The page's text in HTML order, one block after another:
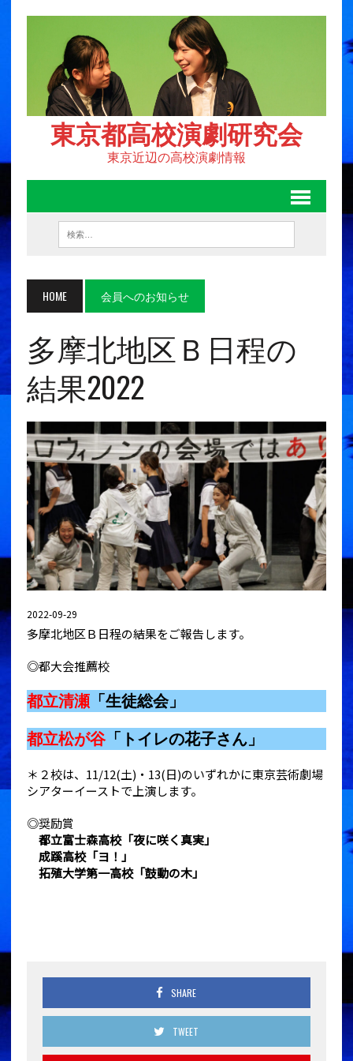
東京都高校演劇研究会
東京近辺の高校演劇情報
HOME 会員へのお知らせ
多摩北地区Ｂ日程の
結果2022
2022-09-29
多摩北地区Ｂ日程の結果をご報告します。
◎都大会推薦校
都立清瀬「生徒総会」
都立松が谷「トイレの花子さん」
＊２校は、11/12(土)・13(日)のいずれかに東京芸術劇場
シアターイーストで上演します。
◎奨励賞
都立富士森高校「夜に咲く真実」
成蹊高校「ヨ！」
拓殖大学第一高校「鼓動の木」
SHARE
TWEET